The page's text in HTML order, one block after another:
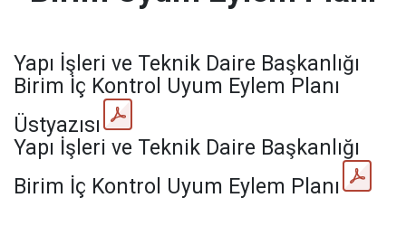
Yapı İşleri ve Teknik Daire Başkanlığı
Birim İç Kontrol Uyum Eylem Planı
Üstyazısı
Yapı İşleri ve Teknik Daire Başkanlığı
Birim İç Kontrol Uyum Eylem Planı